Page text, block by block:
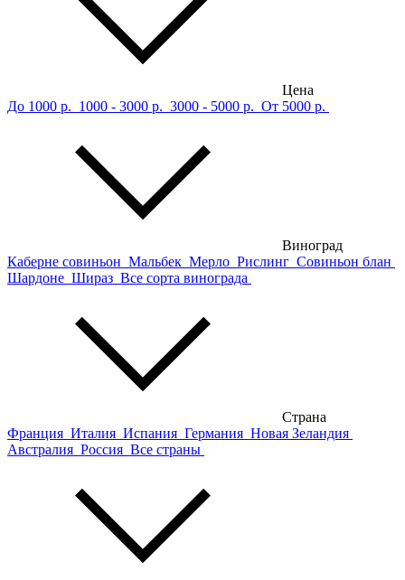
Цена
До 1000 р. 1000 - 3000 р. 3000 - 5000 р. От 5000 р.
Виноград
Каберне совиньон Мальбек Мерло Рислинг Совиньон блан
Шардоне Шираз Все сорта винограда
Страна
Франция Италия Испания Германия Новая Зеландия
Австралия Россия Все страны